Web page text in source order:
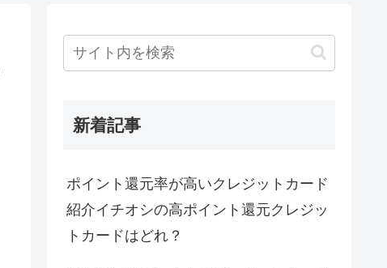
新着記事
ポイント還元率が高いクレジットカード
紹介イチオシの高ポイント還元クレジッ
トカードはどれ？